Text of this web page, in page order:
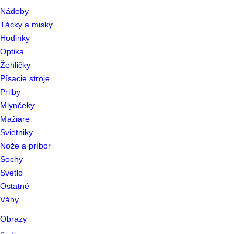
Nádoby
Tácky a misky
Hodinky
Optika
Žehličky
Písacie stroje
Prilby
Mlynčeky
Mažiare
Svietniky
Nože a príbor
Sochy
Svetlo
Ostatné
Váhy
Obrazy